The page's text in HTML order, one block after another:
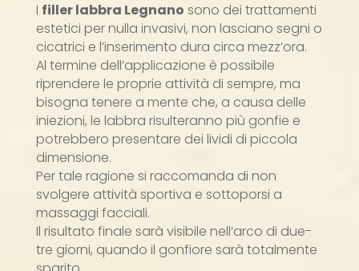
I filler labbra Legnano sono dei trattamenti
estetici per nulla invasivi, non lasciano segni o
cicatrici e l’inserimento dura circa mezz’ora.
Al termine dell’applicazione è possibile
riprendere le proprie attività di sempre, ma
bisogna tenere a mente che, a causa delle
iniezioni, le labbra risulteranno più gonfie e
potrebbero presentare dei lividi di piccola
dimensione.
Per tale ragione si raccomanda di non
svolgere attività sportiva e sottoporsi a
massaggi facciali.
Il risultato finale sarà visibile nell’arco di due-
tre giorni, quando il gonfiore sarà totalmente